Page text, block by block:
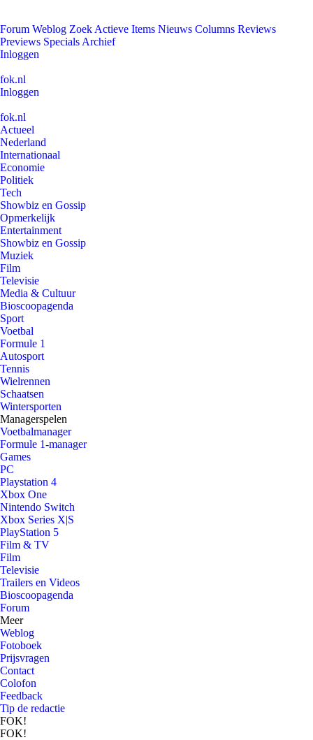
Forum Weblog Zoek Actieve Items Nieuws Columns Reviews
Previews Specials Archief
Inloggen
fok.nl
Inloggen
fok.nl
Actueel
Nederland
Internationaal
Economie
Politiek
Tech
Showbiz en Gossip
Opmerkelijk
Entertainment
Showbiz en Gossip
Muziek
Film
Televisie
Media & Cultuur
Bioscoopagenda
Sport
Voetbal
Formule 1
Autosport
Tennis
Wielrennen
Schaatsen
Wintersporten
Managerspelen
Voetbalmanager
Formule 1-manager
Games
PC
Playstation 4
Xbox One
Nintendo Switch
Xbox Series X|S
PlayStation 5
Film & TV
Film
Televisie
Trailers en Videos
Bioscoopagenda
Forum
Meer
Weblog
Fotoboek
Prijsvragen
Contact
Colofon
Feedback
Tip de redactie
FOK!
FOK!